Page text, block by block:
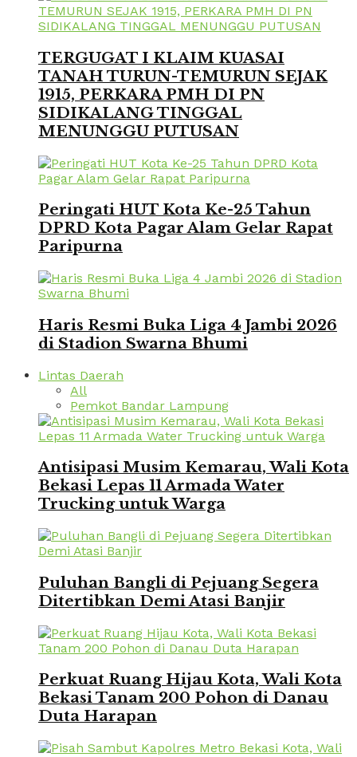
TERGUGAT I KLAIM KUASAI
TANAH TURUN-TEMURUN SEJAK
1915, PERKARA PMH DI PN
SIDIKALANG TINGGAL
MENUNGGU PUTUSAN
Peringati HUT Kota Ke-25 Tahun
DPRD Kota Pagar Alam Gelar Rapat
Paripurna
Haris Resmi Buka Liga 4 Jambi 2026
di Stadion Swarna Bhumi
Lintas Daerah
All
Pemkot Bandar Lampung
Antisipasi Musim Kemarau, Wali Kota
Bekasi Lepas 11 Armada Water
Trucking untuk Warga
Puluhan Bangli di Pejuang Segera
Ditertibkan Demi Atasi Banjir
Perkuat Ruang Hijau Kota, Wali Kota
Bekasi Tanam 200 Pohon di Danau
Duta Harapan